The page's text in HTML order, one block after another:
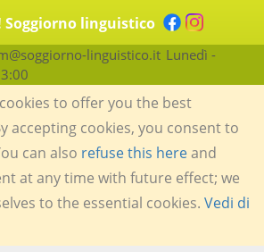
Soggiorno linguistico
linguistico.it Lunedì -
to offer you the best
accepting cookies, you consent to
can also refuse this hereand
at any time with future effect; we
to the essential cookies. Vedi di